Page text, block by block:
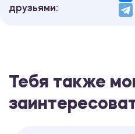
друзьями:
Тебя также